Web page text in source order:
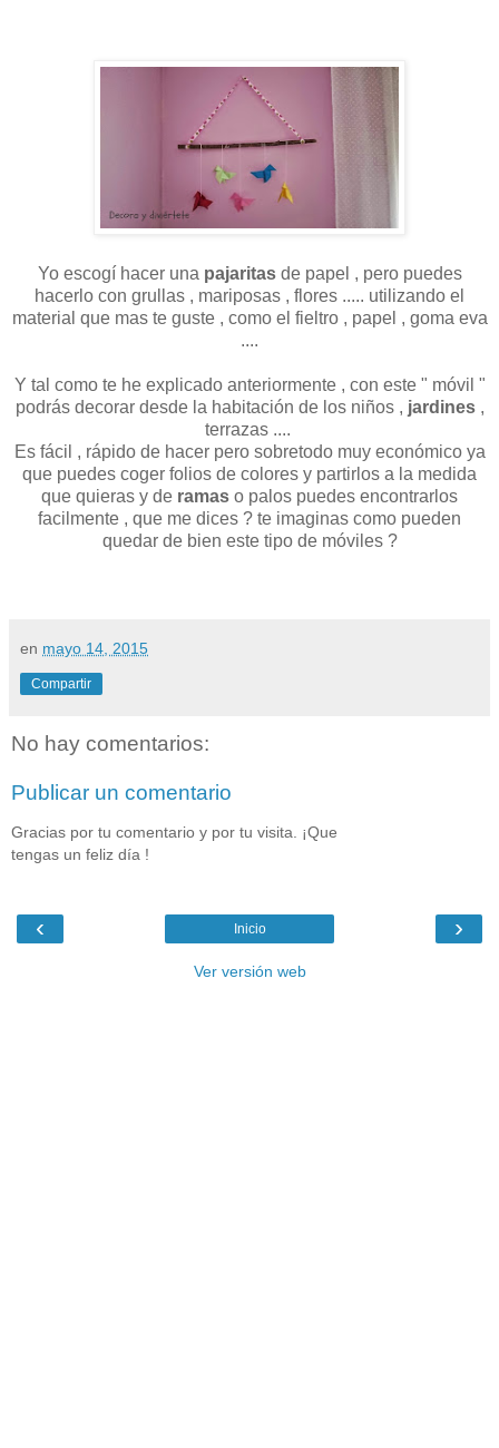
Yo escogí hacer una pajaritasde papel , pero puedes
hacerlo con grullas , mariposas , flores ..... utilizando el
material que mas te guste , como el fieltro , papel , goma eva
....
Y tal como te he explicado anteriormente , con este " móvil "
podrás decorar desde la habitación de los niños , jardines,
terrazas ....
Es fácil , rápido de hacer pero sobretodo muy económico ya
que puedes coger folios de colores y partirlos a la medida
que quieras y de ramas o palos puedes encontrarlos
facilmente , que me dices ? te imaginas como pueden
quedar de bien este tipo de móviles ?
en mayo 14, 2015
Compartir
No hay comentarios:
Publicar un comentario
Gracias por tu comentario y por tu visita. ¡Que
tengas un feliz día !
‹ ›
Inicio
Ver versión web